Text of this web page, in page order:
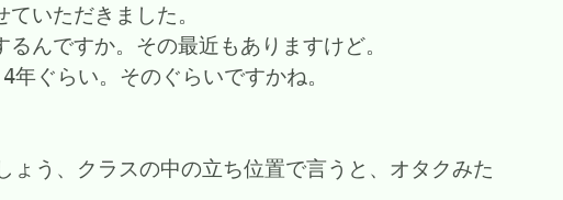
いただきました。
んですか。その最近もありますけど。
ぐらい。そのぐらいですかね。
ょう、クラスの中の立ち位置で言うと、オタクみた